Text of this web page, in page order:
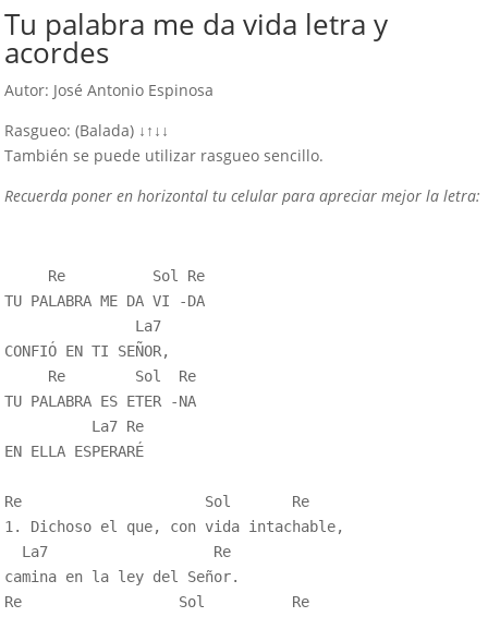
Tu palabra me da vida letra y
acordes
Autor: José Antonio Espinosa
Rasgueo: (Balada) ↓↑↓↓
También se puede utilizar rasgueo sencillo.
Recuerda poner en horizontal tu celular para apreciar mejor la letra:
     Re          Sol Re
TU PALABRA ME DA VI -DA
               La7
CONFIÓ EN TI SEÑOR,
     Re        Sol  Re
TU PALABRA ES ETER -NA
          La7 Re
EN ELLA ESPERARÉ
Re                     Sol       Re
1. Dichoso el que, con vida intachable,
  La7                   Re
camina en la ley del Señor.
Re                  Sol          Re